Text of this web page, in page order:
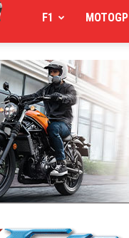
Motorsportlives
F1 MOTOGP